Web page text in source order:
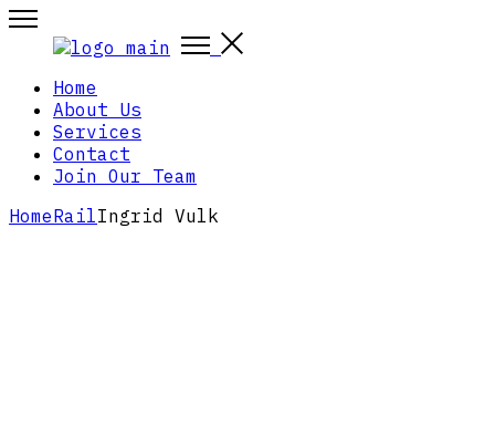
Home
About Us
Services
Contact
Join Our Team
HomeRailIngrid Vulk